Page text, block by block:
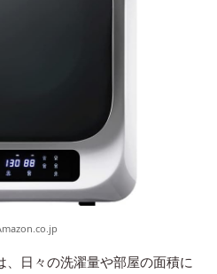
日々の洗濯量や部屋の面積に